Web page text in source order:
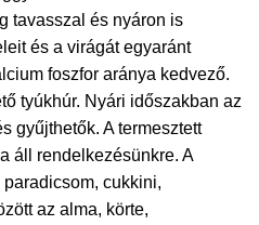
tavasszal és nyáron is
és a virágát egyaránt
foszfor aránya kedvező.
tyúkhúr. Nyári időszakban az
gyűjthetők. A termesztett
áll rendelkezésünkre. A
cukkini,
az alma, körte,